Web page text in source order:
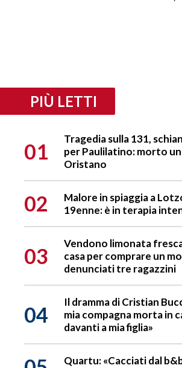
PIÙ LETTI
01
Tragedia sulla 131,
per Paulilatino: morto
Oristano
02
Malore in spiaggia a
19enne: è in terapia
03
Vendono limonata
casa per comprare un
denunciati tre ragazzini
04
Il dramma di Cristian
mia compagna morta in
davanti a mia figlia»
Quartu: «Cacciati dal